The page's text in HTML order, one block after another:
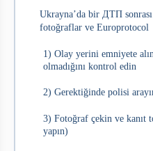
Ukrayna’da bir ДТП
fotoğraflar ve Europrotocol
1) Olay yerini emniyete
olmadığını kontrol edin
2) Gerektiğinde polisi
3) Fotoğraf çekin ve kanıt
yapın)